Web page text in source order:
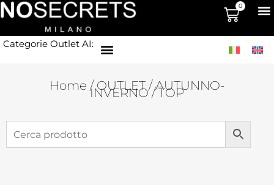
0
Categorie Outlet AI:
Home /OUTLET/AUTUNNO-
INVERNO/ TOP